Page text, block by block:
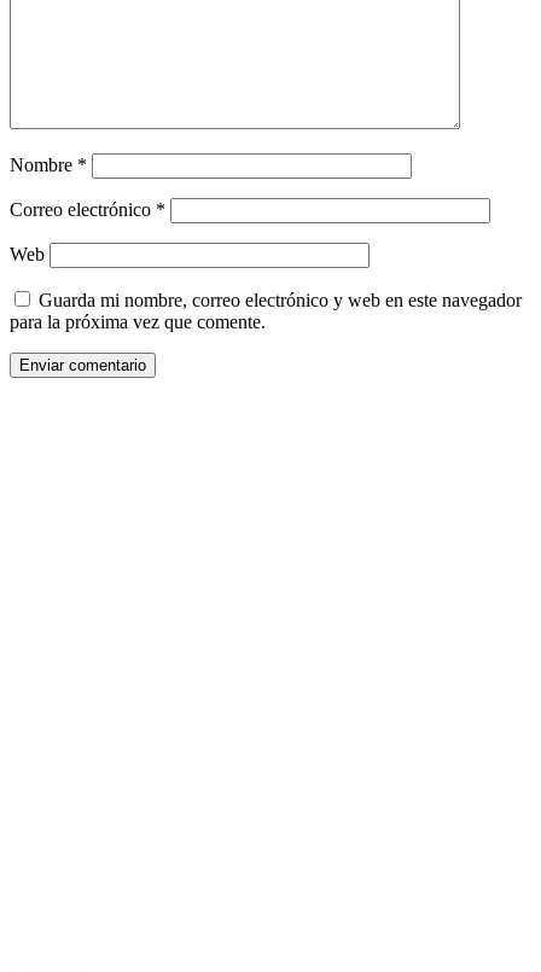
Nombre *
Correo electrónico *
Web
Guarda mi nombre, correo electrónico y web en este navegador
para la próxima vez que comente.